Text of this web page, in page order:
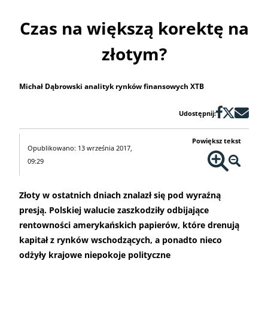
Czas na większą korektę na
złotym?
Michał Dąbrowski analityk rynków finansowych XTB
Udostępnij:
Opublikowano: 13 września 2017,
09:29
Powiększ tekst
Złoty w ostatnich dniach znalazł się pod wyraźną
presją. Polskiej walucie zaszkodziły odbijające
rentowności amerykańskich papierów, które drenują
kapitał z rynków wschodzących, a ponadto nieco
odżyły krajowe niepokoje polityczne